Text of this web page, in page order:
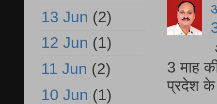
3 माह
प्रदेश
13 Jun (2)
12 Jun (1)
11 Jun (2)
10 Jun (1)